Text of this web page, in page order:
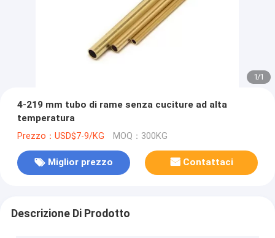
1/1
4-219 mm tubo di rame senza cuciture ad alta
temperatura
Prezzo：USD$7-9/KG MOQ：300KG
Miglior prezzo Contattaci
Descrizione Di Prodotto